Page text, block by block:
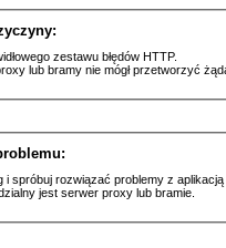
zestawu błędów HTTP.
lub bramy nie mógł przetworzyć
i spróbuj rozwiązać problemy z
jest serwer proxy lub bramie.